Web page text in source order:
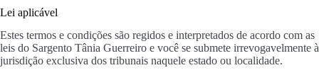
Lei aplicável
Estes termos e condições são regidos e interpretados de acordo com as
leis do Sargento Tânia Guerreiro e você se submete irrevogavelmente à
jurisdição exclusiva dos tribunais naquele estado ou localidade.